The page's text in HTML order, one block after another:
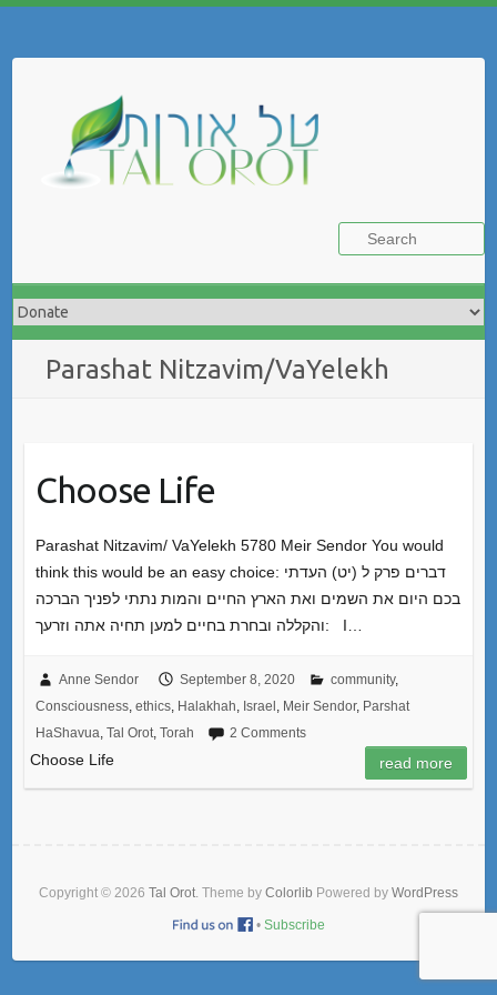
Parashat Nitzavim/VaYelekh
Choose Life
Parashat Nitzavim/ VaYelekh 5780 Meir Sendor You would
think this would be an easy choice: דברים פרק ל (יט) העדתי
בכם היום את השמים ואת הארץ החיים והמות נתתי לפניך הברכה
והקללה ובחרת בחיים למען תחיה אתה וזרעך: I…
Anne Sendor September 8, 2020 community,
Consciousness, ethics, Halakhah, Israel, Meir Sendor, Parshat
HaShavua, Tal Orot, Torah 2 Comments
Choose Life read more
Copyright © 2026 Tal Orot. Theme by Colorlib Powered by WordPress
• Subscribe